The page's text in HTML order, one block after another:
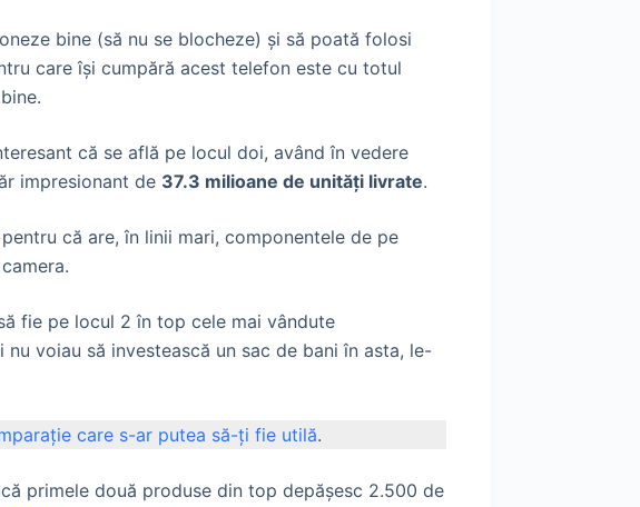
bine (să nu se blocheze) și să poată folosi
care își cumpără acest telefon este cu totul
că se află pe locul doi, având în vedere
impresionant de 37.3 milioane de unități livrate.
că are, în linii mari, componentele de pe
fie pe locul 2 în top cele mai vândute
voiau să investească un sac de bani în asta, le-
care s-ar putea să-ți fie utilă.
primele două produse din top depășesc 2.500 de